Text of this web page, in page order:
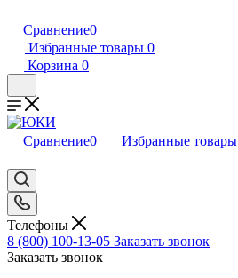
Сравнение0
Избранные товары 0
Корзина 0
Сравнение0 Избранные товары
Телефоны
8 (800) 100-13-05 Заказать звонок
Заказать звонок